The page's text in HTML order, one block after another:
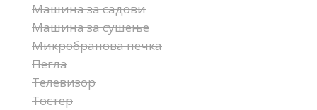
Машина за садови
Машина за сушење
Микробранова печка
Пегла
Телевизор
Тостер